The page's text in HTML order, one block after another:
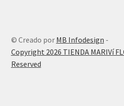
© Creado por MB Infodesign -
Copyright 2026 TIENDA MARIVí
Reserved